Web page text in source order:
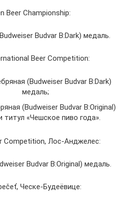
Beer Championship:
Budvar B:Dark) медаль.
Beer Competition:
(Budweiser Budvar B:Dark)
медаль;
(Budweiser Budvar B:Original)
титул «Чешское пиво года».
Competition, Лос-Анджелес:
Budvar B:Original) медаль.
Ческе-Будеёвице: